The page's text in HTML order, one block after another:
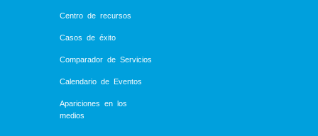
Centro de recursos
Casos de éxito
Comparador de Servicios
Calendario de Eventos
Apariciones en los
medios